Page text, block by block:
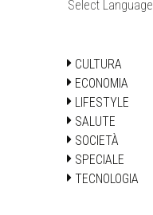
Select Language
CULTURA
ECONOMIA
LIFESTYLE
SALUTE
SOCIETÀ
SPECIALE
TECNOLOGIA